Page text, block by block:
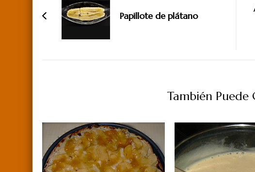
entradas
Papillote de plátano
También Puede